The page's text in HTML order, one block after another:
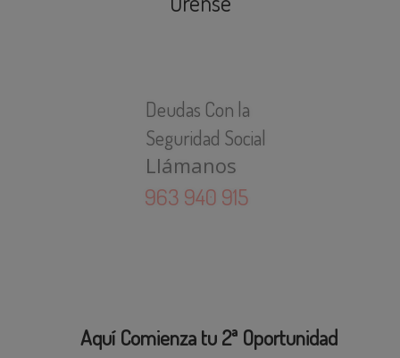
Tus Problemas
963 940 915
Aquí Comienza tu 2ª Oportunidad